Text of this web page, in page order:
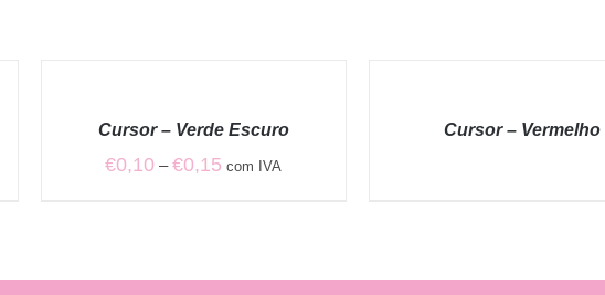
Cursor – Verde Escuro
€0,10 – €0,15 Price
€0,15
com IVA
Cursor – Vermelho